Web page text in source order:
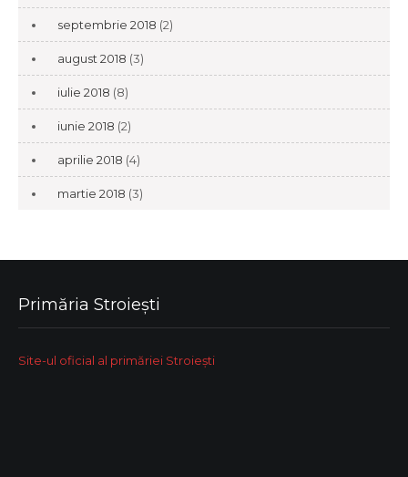
septembrie 2018 (2)
august 2018 (3)
iulie 2018 (8)
iunie 2018 (2)
aprilie 2018 (4)
martie 2018 (3)
Primăria Stroiești
Site-ul oficial al primăriei Stroiești